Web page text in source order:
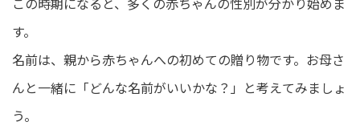
す。
名前は、親から赤ちゃんへの初めての贈り物です。お母さ
んと一緒に「どんな名前がいいかな？」と考えてみましょ
う。